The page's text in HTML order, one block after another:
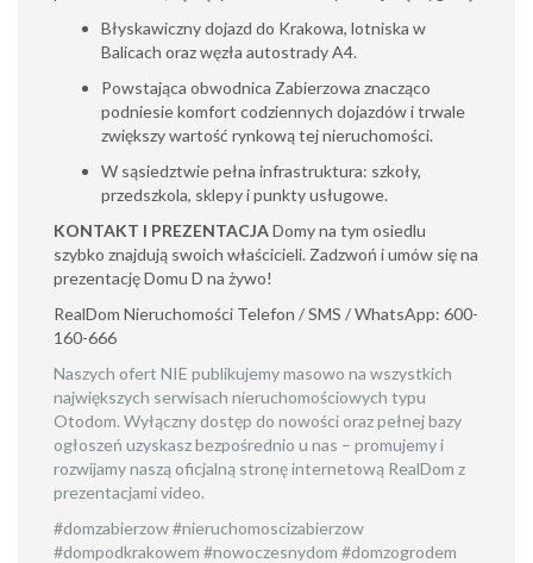
Błyskawiczny dojazd do Krakowa, lotniska w
Balicach oraz węzła autostrady A4.
Powstająca obwodnica Zabierzowa znacząco
podniesie komfort codziennych dojazdów i trwale
zwiększy wartość rynkową tej nieruchomości.
W sąsiedztwie pełna infrastruktura: szkoły,
przedszkola, sklepy i punkty usługowe.
KONTAKT I PREZENTACJADomy na tym osiedlu
szybko znajdują swoich właścicieli. Zadzwoń i umów się na
prezentację Domu D na żywo!
RealDom Nieruchomości Telefon / SMS / WhatsApp: 600-
160-666
Naszych ofert NIE publikujemy masowo na wszystkich
największych serwisach nieruchomościowych typu
Otodom. Wyłączny dostęp do nowości oraz pełnej bazy
ogłoszeń uzyskasz bezpośrednio u nas – promujemy i
rozwijamy naszą oficjalną stronę internetową RealDom z
prezentacjami video.
#domzabierzow #nieruchomoscizabierzow
#dompodkrakowem #nowoczesnydom #domzogrodem